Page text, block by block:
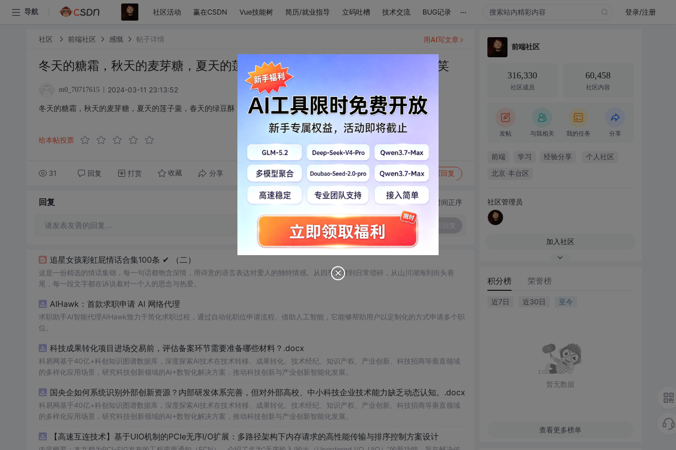
导航 社区活动 赢在CSDN Vue技能树 简历/就业指导 立码吐槽 技术交流 BUG记录 ... 登录/注册
社区 前端社区 感慨 帖子详情
冬天的糖霜，秋天的麦芽糖，夏天的莲子羹，春天的绿豆酥，都甜不过你的笑
m0_70717615 2024-03-11 23:13:52
冬天的糖霜，秋天的麦芽糖，夏天的莲子羹，春天的绿豆酥，都甜不过你的笑
给本帖投票
31 回复 打赏 收藏 分享 转发到动态 举报 写回复
用AI写文章
回复 切换为时间正序
请发表友善的回复…
追星女孩彩虹屁情话合集100条 ✔︎ （二）
这是一份精选的情话集锦，每一句话都饱含深情，用诗意的语言表达对爱人的独特情感。从四季更替到日常琐碎，从山川湖海到街头巷
尾，每一段文字都在诉说着对一个人的思念与热爱。
AIHawk：首款求职申请 AI 网络代理
求职助手AI智能代理AIHawk致力于简化求职过程，通过自动化职位申请流程。借助人工智能，它能够帮助用户以定制化的方式申请多个职
位。
科技成果转化项目进场交易前，评估备案环节需要准备哪些材料？.docx
科易网基于40亿+科创知识图谱数据库，深度探索AI技术在技术转移、成果转化、技术经纪、知识产权、产业创新、科技招商等垂直领域
的多样化应用场景，研究科技创新领域的AI+数智化解决方案，推动科技创新与产业创新智能化发展。
国央企如何系统识别外部创新资源？内部研发体系完善，但对外部高校、中小科技企业技术能力缺乏动态认知。.docx
科易网基于40亿+科创知识图谱数据库，深度探索AI技术在技术转移、成果转化、技术经纪、知识产权、产业创新、科技招商等垂直领域
的多样化应用场景，研究科技创新领域的AI+数智化解决方案，推动科技创新与产业创新智能化发展。
【高速互连技术】基于UIO机制的PCIe无序I/O扩展：多路径架构下内存请求的高性能传输与排序控制方案设计
前端社区
316,330
社区成员
60,458
社区内容
发帖 与我相关 我的任务 分享
前端 学习 经验分享 个人社区
北京·丰台区
社区管理员
加入社区
积分榜 荣誉榜
近7日 近30日 至今
暂无数据
查看更多榜单